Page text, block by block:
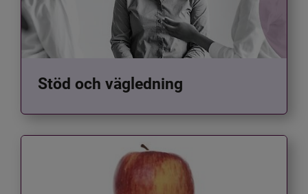
Stöd och vägledning